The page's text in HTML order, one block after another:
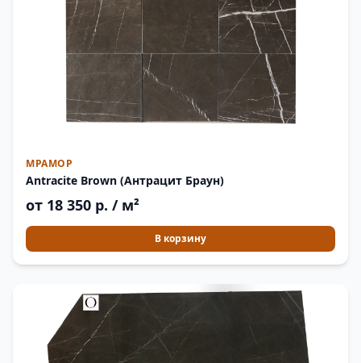
МРАМОР
Antracite Brown (Антрацит Браун)
от 18 350 р. / м²
В корзину